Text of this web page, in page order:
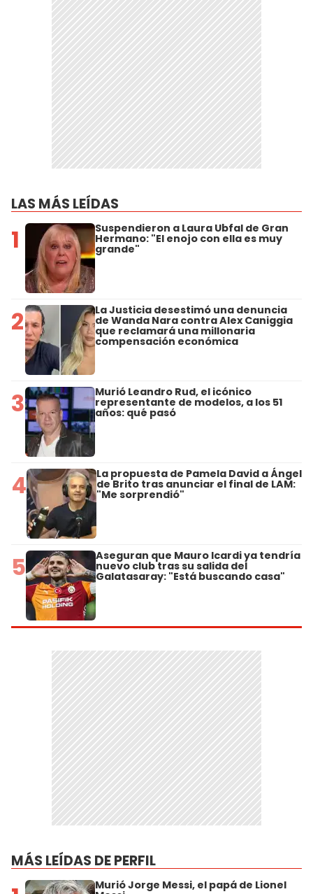
LAS MÁS LEÍDAS
1 Suspendieron a Laura Ubfal de Gran
Hermano: "El enojo con ella es muy
grande"
2 La Justicia desestimó una denuncia
de Wanda Nara contra Alex Caniggia
que reclamará una millonaria
compensación económica
3 Murió Leandro Rud, el icónico
representante de modelos, a los 51
años: qué pasó
4 La propuesta de Pamela David a Ángel
de Brito tras anunciar el final de LAM:
"Me sorprendió"
5 Aseguran que Mauro Icardi ya tendría
nuevo club tras su salida del
Galatasaray: "Está buscando casa"
MÁS LEÍDAS DE PERFIL
Murió Jorge Messi, el papá de Lionel